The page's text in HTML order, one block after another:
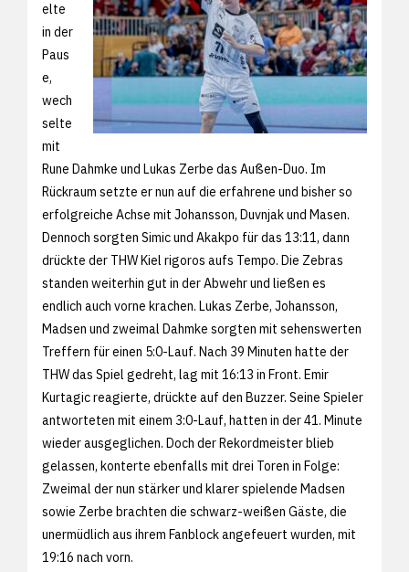
elte
in der
Paus
e,
wech
selte
mit
Rune Dahmke und Lukas Zerbe das Außen-Duo. Im
Rückraum setzte er nun auf die erfahrene und bisher so
erfolgreiche Achse mit Johansson, Duvnjak und Masen.
Dennoch sorgten Simic und Akakpo für das 13:11, dann
drückte der THW Kiel rigoros aufs Tempo. Die Zebras
standen weiterhin gut in der Abwehr und ließen es
endlich auch vorne krachen. Lukas Zerbe, Johansson,
Madsen und zweimal Dahmke sorgten mit sehenswerten
Treffern für einen 5:0-Lauf. Nach 39 Minuten hatte der
THW das Spiel gedreht, lag mit 16:13 in Front. Emir
Kurtagic reagierte, drückte auf den Buzzer. Seine Spieler
antworteten mit einem 3:0-Lauf, hatten in der 41. Minute
wieder ausgeglichen. Doch der Rekordmeister blieb
gelassen, konterte ebenfalls mit drei Toren in Folge:
Zweimal der nun stärker und klarer spielende Madsen
sowie Zerbe brachten die schwarz-weißen Gäste, die
unermüdlich aus ihrem Fanblock angefeuert wurden, mit
19:16 nach vorn.